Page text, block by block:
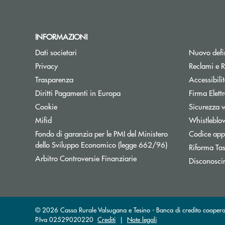
INFORMAZIONI
Dati societari
Privacy
Trasparenza
Diritti Pagamenti in EuropaApre una nuova finestra
Cookie
Mifid
Fondo di garanzia per le PMI del Ministero
dello Sviluppo Economico (legge 662/96)Apre una nuova
Arbitro Controversie FinanziarieApre una nuova finestra
Nuovo
Reclami e
Firma
Sicurezza
Codice
Riforma
© 2026 Cassa Rurale Valsugana e Tesino - Banca di credito
P.Iva 02529020220 Crediti | Note legali